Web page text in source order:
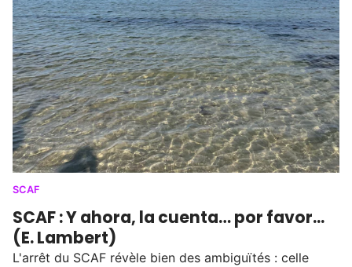
SCAF
SCAF : Y ahora, la cuenta… por favor...
(E. Lambert)
L'arrêt du SCAF révèle bien des ambiguïtés : celle